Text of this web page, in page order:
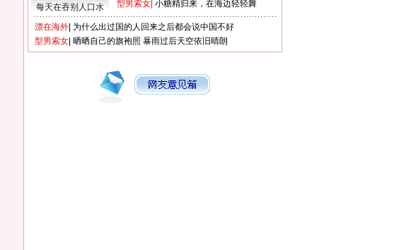
每天在吞别人口水 型男索女 小糖精归来，在海边轻轻舞
漂在海外 为什么出过国的人回来之后都会说中国不好
型男索女 晒晒自己的旗袍照 暴雨过后天空依旧晴朗